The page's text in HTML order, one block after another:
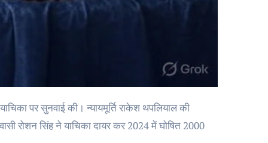
रोशन सिंह ने याचिका दायर कर 2024 में घोषित 2000